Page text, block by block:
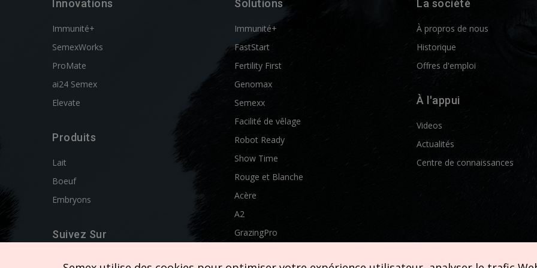
Innovations
Immunité+
SemexWorks
ProMate
ai24 Semex
Elevate
Produits
Lait
Boeuf
Embryons
Suivez Sur
Solutions
Immunité+
FastStart
Fertility First
Genomax
Semexx
Facilité de vêlage
Robot Ready
Show Time
Rouge et Blanche
Acère
A2
GrazingPro
La société
À propros de nous
Historique
Offres d'emploi
À l'appui
Videos
Actualités
Centre de connaissances